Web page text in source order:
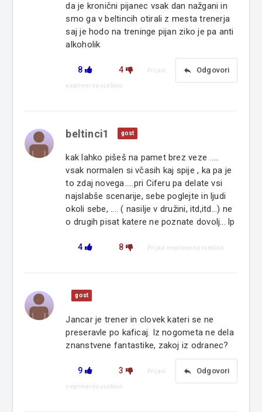
da je kronični pijanec vsak dan nažgani in
smo ga v beltincih otirali z mesta trenerja
saj je hodo na treninge pijan ziko je pa anti
alkoholik
8 4 reply Odgovori
Prijavi
neprimerno vsebino
beltinci1 gost
kak lahko pišeš na pamet brez veze .....
vsak normalen si včasih kaj spije , ka pa je
to zdaj novega.....pri Ciferu pa delate vsi
najslabše scenarije, sebe poglejte in ljudi
okoli sebe, .... ( nasilje v družini, itd,itd...) ne
o drugih pisat katere ne poznate dovolj... lp
4 8 Prijavi neprimerno vsebino
gost
Jancar je trener in clovek kateri se ne
preseravle po kaficaj. Iz nogometa ne dela
znanstvene fantastike, zakoj iz odranec?
9 3 reply Odgovori
Prijavi
neprimerno vsebino